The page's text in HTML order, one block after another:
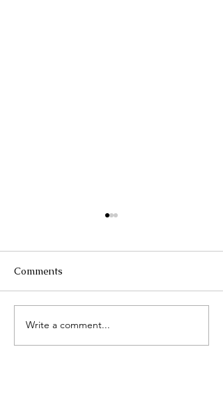
Lake Kastoria, the walk
that defines the town
Comments
Write a comment...